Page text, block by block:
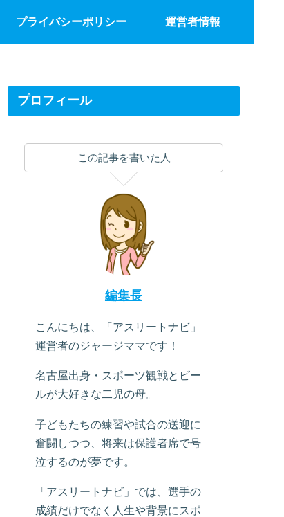
プライバシーポリシー 運営者情報
プロフィール
この記事を書いた人
編集長
こんにちは、「アスリートナビ」
運営者のジャージママです！
名古屋出身・スポーツ観戦とビー
ルが大好きな二児の母。
子どもたちの練習や試合の送迎に
奮闘しつつ、将来は保護者席で号
泣するのが夢です。
「アスリートナビ」では、選手の
成績だけでなく人生や背景にスポ